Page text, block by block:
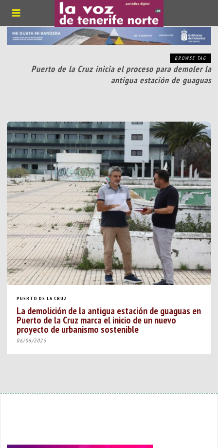
BROWSE TAG
Puerto de la Cruz inicia el proceso para demoler la
antigua estación de guaguas
PUERTO DE LA CRUZ
La demolición de la antigua estación de guaguas en
Puerto de la Cruz marca el inicio de un nuevo
proyecto de urbanismo sostenible
06/06/2025